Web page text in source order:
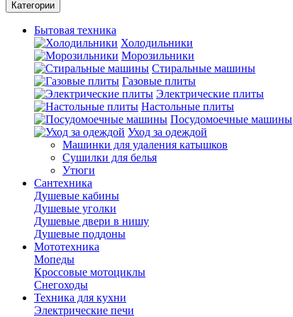
Категории
Бытовая техника
Холодильники
Морозильники
Стиральные машины
Газовые плиты
Электрические плиты
Настольные плиты
Посудомоечные машины
Уход за одеждой
Машинки для удаления катышков
Сушилки для белья
Утюги
Сантехника
Душевые кабины
Душевые уголки
Душевые двери в нишу
Душевые поддоны
Мототехника
Мопеды
Кроссовые мотоциклы
Снегоходы
Техника для кухни
Электрические печи